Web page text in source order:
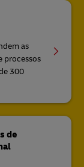
as
processos
300
de